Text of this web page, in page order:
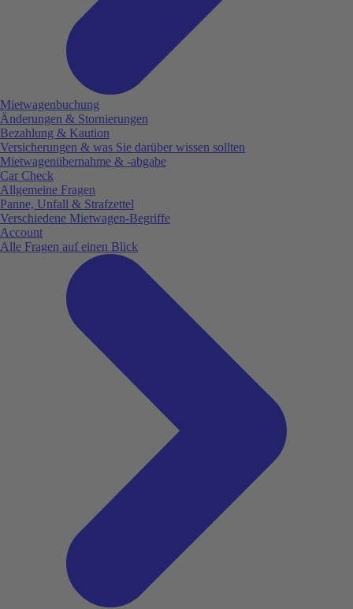
Mietwagenbuchung
Änderungen & Stornierungen
Bezahlung & Kaution
Versicherungen & was Sie darüber wissen sollten
Mietwagenübernahme & -abgabe
Car Check
Allgemeine Fragen
Panne, Unfall & Strafzettel
Verschiedene Mietwagen-Begriffe
Account
Alle Fragen auf einen Blick